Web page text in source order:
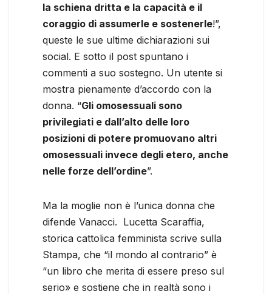
la schiena dritta e la capacità e il
coraggio di assumerle e sostenerle!”,
queste le sue ultime dichiarazioni sui
social. E sotto il post spuntano i
commenti a suo sostegno. Un utente si
mostra pienamente d’accordo con la
donna. “Gli omosessuali sono
privilegiati e dall’alto delle loro
posizioni di potere promuovano altri
omosessuali invece degli etero, anche
nelle forze dell’ordine”.
Ma la moglie non è l’unica donna che
difende Vanacci. Lucetta Scaraffia,
storica cattolica femminista scrive sulla
Stampa, che “il mondo al contrario” è
“un libro che merita di essere preso sul
serio» e sostiene che in realtà sono i